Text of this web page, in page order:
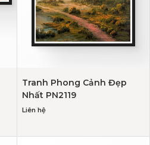
Tranh Phong Cảnh Đẹp
Nhất PN2119
Liên hệ